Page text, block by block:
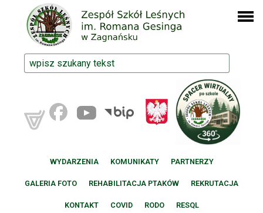
WYDARZENIA KOMUNIKATY PARTNERZY
GALERIA FOTO REHABILITACJA PTAKÓW REKRUTACJA
KONTAKT COVID RODO RESQL